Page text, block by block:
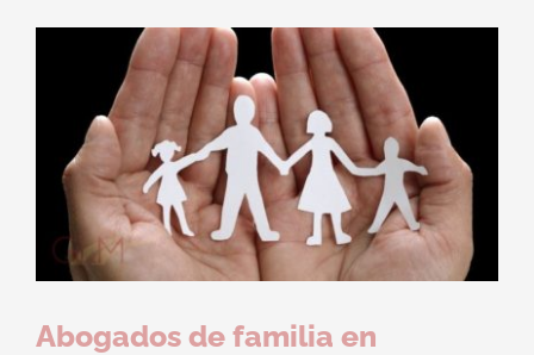
Abogados de familia en